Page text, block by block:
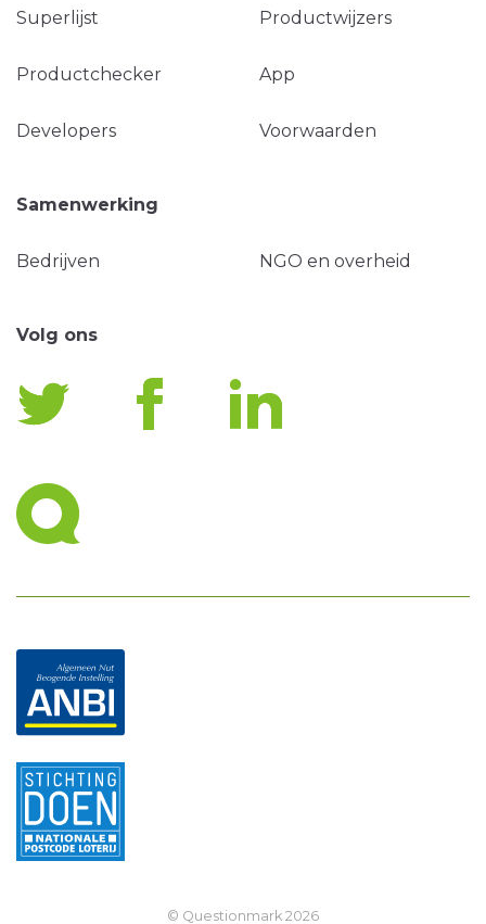
Superlijst Productwijzers
Productchecker App
Developers Voorwaarden
Samenwerking
Bedrijven NGO en overheid
Volg ons
© Questionmark 2026